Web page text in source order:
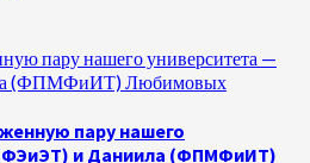
пару нашего университета —
(ФПМФиИТ) Любимовых
пару нашего
и Даниила (ФПМФиИТ)